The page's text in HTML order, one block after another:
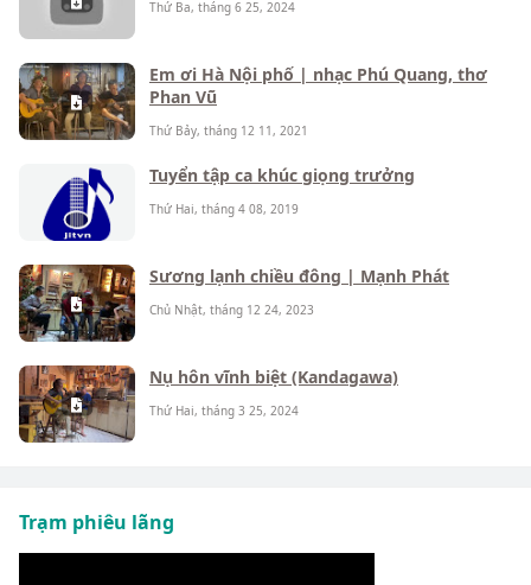
Thứ Ba, tháng 6 25, 2024
Em ơi Hà Nội phố | nhạc Phú Quang, thơ
Phan Vũ
Thứ Bảy, tháng 12 11, 2021
Tuyển tập ca khúc giọng trưởng
Thứ Hai, tháng 4 08, 2019
Sương lạnh chiều đông | Mạnh Phát
Chủ Nhật, tháng 12 24, 2023
Nụ hôn vĩnh biệt (Kandagawa)
Thứ Hai, tháng 3 25, 2024
Trạm phiêu lãng